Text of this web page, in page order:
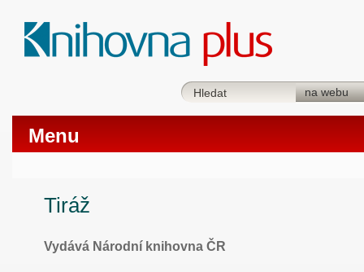
Menu
Tiráž
Vydává Národní knihovna ČR